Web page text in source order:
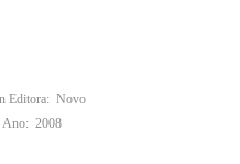
Editora: Novo
Ano: 2008